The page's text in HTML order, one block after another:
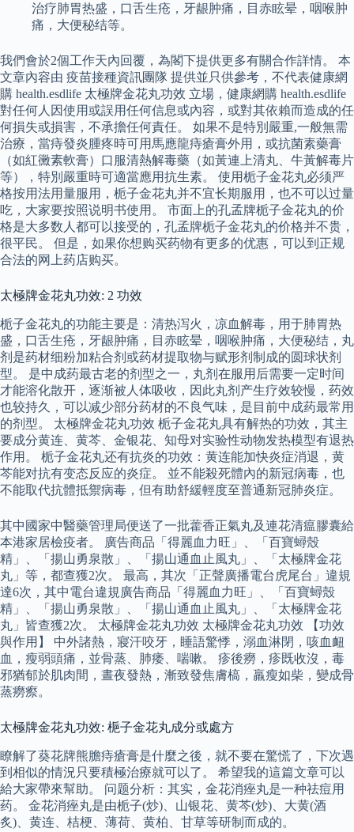
治疗肺胃热盛，口舌生疮，牙龈肿痛，目赤眩晕，咽喉肿
痛，大便秘结等。
我們會於2個工作天內回覆，為閣下提供更多有關合作詳情。 本
文章內容由 疫苗接種資訊團隊 提供並只供參考，不代表健康網
購 health.esdlife 太極牌金花丸功效 立場，健康網購 health.esdlife
對任何人因使用或誤用任何信息或內容，或對其依賴而造成的任
何損失或損害，不承擔任何責任。 如果不是特別嚴重,一般無需
治療，當痔發炎腫疼時可用馬應龍痔瘡膏外用，或抗菌素藥膏
（如紅黴素軟膏）口服清熱解毒藥（如黃連上清丸、牛黃解毒片
等），特別嚴重時可適當應用抗生素。 使用栀子金花丸必须严
格按用法用量服用，栀子金花丸并不宜长期服用，也不可以过量
吃，大家要按照说明书使用。 市面上的孔孟牌栀子金花丸的价
格是大多数人都可以接受的，孔孟牌栀子金花丸的价格并不贵，
很平民。 但是，如果你想购买药物有更多的优惠，可以到正规
合法的网上药店购买。
太極牌金花丸功效: 2 功效
栀子金花丸的功能主要是：清热泻火，凉血解毒，用于肺胃热
盛，口舌生疮，牙龈肿痛，目赤眩晕，咽喉肿痛，大便秘结，丸
剂是药材细粉加粘合剂或药材提取物与赋形剂制成的圆球状剂
型。 是中成药最古老的剂型之一，丸剂在服用后需要一定时间
才能溶化散开，逐渐被人体吸收，因此丸剂产生疗效较慢，药效
也较持久，可以减少部分药材的不良气味，是目前中成药最常用
的剂型。 太極牌金花丸功效 栀子金花丸具有解热的功效，其主
要成分黄连、黄芩、金银花、知母对实验性动物发热模型有退热
作用。 栀子金花丸还有抗炎的功效：黄连能加快炎症消退，黄
芩能对抗有变态反应的炎症。 並不能殺死體內的新冠病毒，也
不能取代抗體抵禦病毒，但有助舒緩輕度至普通新冠肺炎症。
其中國家中醫藥管理局便送了一批藿香正氣丸及連花清瘟膠囊給
本港家居檢疫者。 廣告商品「得麗血力旺」、「百寶蟳殼
精」、「揚山勇泉散」、「揚山通血止風丸」、「太極牌金花
丸」等，都查獲2次。 最高，其次「正聲廣播電台虎尾台」違規
達6次，其中電台違規廣告商品「得麗血力旺」、「百寶蟳殼
精」、「揚山勇泉散」、「揚山通血止風丸」、「太極牌金花
丸」皆查獲2次。 太極牌金花丸功效 太極牌金花丸功效 【功效
與作用】 中外諸熱，寢汗咬牙，睡語驚悸，溺血淋閉，咳血衄
血，瘦弱頭痛，並骨蒸、肺痿、喘嗽。 疹後癆，疹既收沒，毒
邪猶郁於肌肉間，晝夜發熱，漸致發焦膚槁，羸瘦如柴，變成骨
蒸癆瘵。
太極牌金花丸功效: 梔子金花丸成分或處方
瞭解了葵花牌熊膽痔瘡膏是什麼之後，就不要在驚慌了，下次遇
到相似的情況只要積極治療就可以了。 希望我的這篇文章可以
給大家帶來幫助。 问题分析：其实，金花消痤丸是一种祛痘用
药。 金花消痤丸是由栀子(炒)、山银花、黄芩(炒)、大黄(酒
炙)、黄连、桔梗、薄荷、黄柏、甘草等研制而成的。